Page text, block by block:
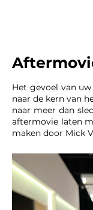
Het gevoel van
naar de kern van
naar meer dan
aftermovie laten
maken door Mick